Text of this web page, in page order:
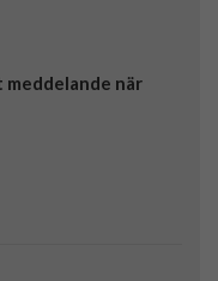
meddelande när